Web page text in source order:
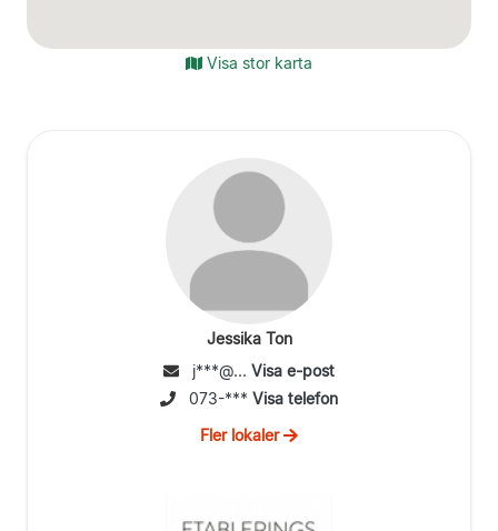
Visa stor karta
Jessika Ton
j***@... Visa e-post
073-*** Visa telefon
Fler lokaler